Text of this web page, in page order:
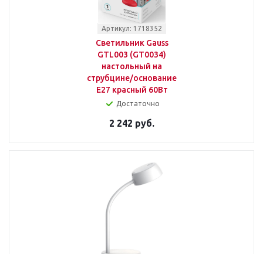
Артикул: 1718352
Светильник Gauss
GTL003 (GT0034)
настольный на
струбцине/основание
E27 красный 60Вт
Достаточно
2 242 руб.